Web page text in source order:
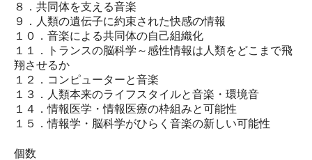
８．共同体を支える音楽
９．人類の遺伝子に約束された快感の情報
１０．音楽による共同体の自己組織化
１１．トランスの脳科学～感性情報は人類をどこまで飛
翔させるか
１２．コンピューターと音楽
１３．人類本来のライフスタイルと音楽・環境音
１４．情報医学・情報医療の枠組みと可能性
１５．情報学・脳科学がひらく音楽の新しい可能性
個数